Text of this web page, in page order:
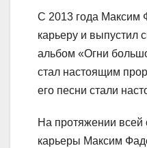
С 2013 года Максим
карьеру и выпустил
альбом «Огни
стал настоящим
его песни стали
На протяжении всей
карьеры Максим